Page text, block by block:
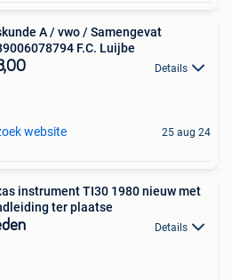
A / vwo / Samengevat
F.C. Luijbe
Details
website 25 aug 24
instrument TI30 1980 nieuw met
ter plaatse
Details